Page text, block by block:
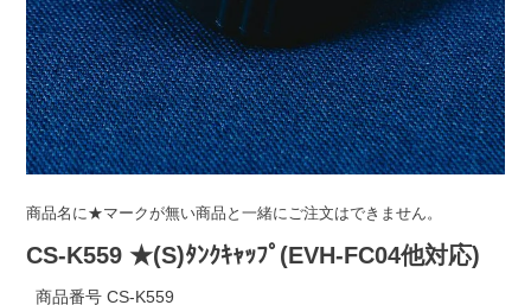
商品名に★マークが無い商品と一緒にご注文はできません。
CS-K559 ★(S)ﾀﾝｸｷｬｯﾌﾟ(EVH-FC04他対応)
商品番号 CS-K559